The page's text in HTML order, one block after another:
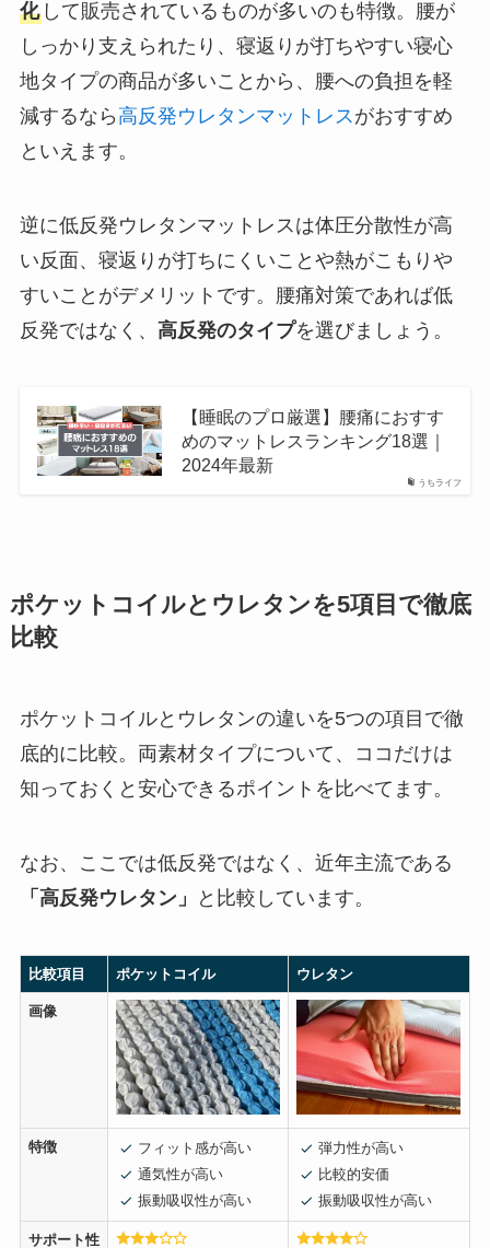
化して販売されているものが多いのも特徴。腰が
しっかり支えられたり、寝返りが打ちやすい寝心
地タイプの商品が多いことから、腰への負担を軽
減するなら高反発ウレタンマットレスがおすすめ
といえます。
逆に低反発ウレタンマットレスは体圧分散性が高
い反面、寝返りが打ちにくいことや熱がこもりや
すいことがデメリットです。腰痛対策であれば低
反発ではなく、 高反発のタイプを選びましょう。
うちライフ
【睡眠のプロ厳選】腰痛におすす
めのマットレスランキング18選｜
2024年最新
ポケットコイルとウレタンを5項目で徹底
比較
ポケットコイルとウレタンの違いを5つの項目で徹
底的に比較。両素材タイプについて、ココだけは
知っておくと安心できるポイントを比べてます。
なお、ここでは低反発ではなく、近年主流である
「高反発ウレタン」
と比較しています。
比較項目 ポケットコイル ウレタン
画像
特徴
フィット感が高い
通気性が高い
振動吸収性が高い
弾力性が高い
比較的安価
振動吸収性が高い
サポート性